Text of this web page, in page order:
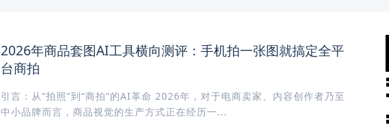
2026年商品套图AI工具横向测评：手机拍一张图就搞定全平
台商拍
引言：从“拍照”到“商拍”的AI革命 2026年，对于电商卖家、内容创作者乃至
中小品牌而言，商品视觉的生产方式正在经历一...